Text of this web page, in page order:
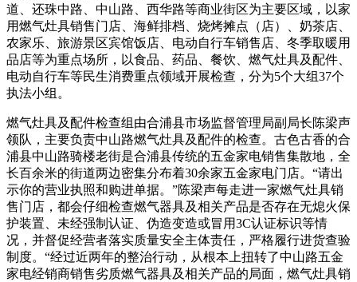
道、还珠中路、中山路、西华路等商业街区为主要区域，以家
用燃气灶具销售门店、海鲜排档、烧烤摊点（店）、奶茶店、
农家乐、旅游景区宾馆饭店、电动自行车销售店、冬季取暖用
品店等为重点场所，以食品、药品、餐饮、燃气灶具及配件、
电动自行车等民生消费重点领域开展检查，分为5个大组37个
执法小组。
燃气灶具及配件检查组由合浦县市场监督管理局副局长陈梁声
领队，主要负责中山路燃气灶具及配件的检查。古色古香的合
浦县中山路骑楼老街是合浦县传统的五金家电销售集散地，全
长百余米的街道两边密集分布着30余家五金家电门店。“请出
示你的营业执照和购进单据。”陈梁声每走进一家燃气灶具销
售门店，都会仔细检查燃气器具及相关产品是否存在无熄火保
护装置、未经强制认证、伪造变造或冒用3C认证标识等情
况，并督促经营者落实质量安全主体责任，严格履行进货查验
制度。“经过近两年的整治行动，从根本上扭转了中山路五金
家电经销商销售劣质燃气器具及相关产品的局面，燃气灶具销